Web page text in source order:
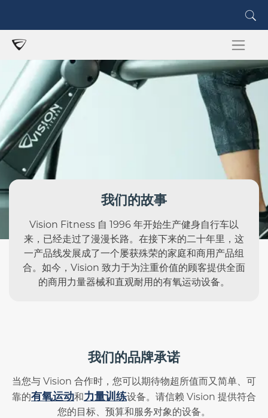
我们的故事
Vision Fitness 自 1996 年开始生产健身自行车以
来，已经走过了漫漫长路。在接下来的二十年里，这
一产品线发展成了一个屡获殊荣的家庭和商用产品组
合。如今，Vision 致力于为注重价值的顾客提供全面
的商用力量器械和直观耐用的有氧运动设备。
我们的品牌承诺
当您与 Vision 合作时，您可以期待物超所值而又简单、可
靠的有氧运动和力量训练设备。请信赖 Vision 提供符合
您的目标、预算和服务对象的设备。